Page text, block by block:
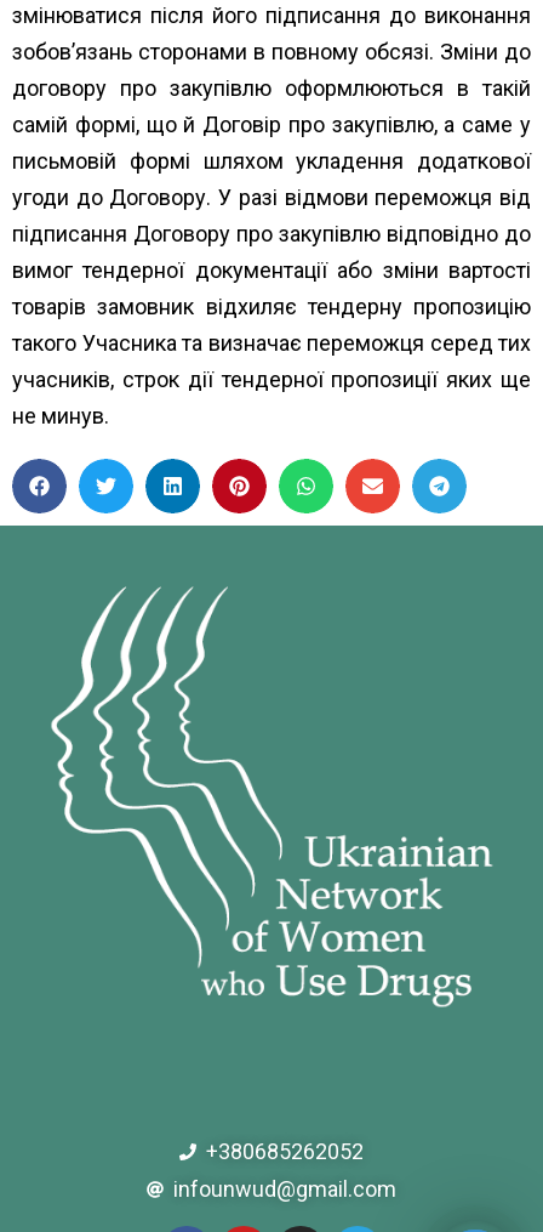
змінюватися після його підписання до виконання
зобов’язань сторонами в повному обсязі. Зміни до
договору про закупівлю оформлюються в такій
самій формі, що й Договір про закупівлю, а саме у
письмовій формі шляхом укладення додаткової
угоди до Договору. У разі відмови переможця від
підписання Договору про закупівлю відповідно до
вимог тендерної документації або зміни вартості
товарів замовник відхиляє тендерну пропозицію
такого Учасника та визначає переможця серед тих
учасників, строк дії тендерної пропозиції яких ще
не минув.
+380685262052
infounwud@gmail.com